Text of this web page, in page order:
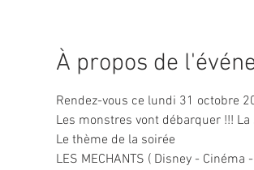
À propos de
Rendez-vous ce lundi 31 octobre
Les monstres vont débarquer !!!
Le thème de la soirée
LES MECHANTS ( Disney - Cinéma